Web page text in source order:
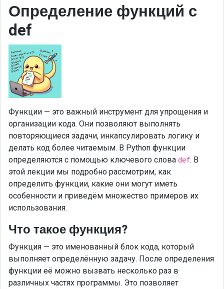
Определение функций с
def
Функции — это важный инструмент для упрощения и
организации кода. Они позволяют выполнять
повторяющиеся задачи, инкапсулировать логику и
делать код более читаемым. В Python функции
определяются с помощью ключевого слова def. В
этой лекции мы подробно рассмотрим, как
определить функции, какие они могут иметь
особенности и приведём множество примеров их
использования.
Что такое функция?
Функция — это именованный блок кода, который
выполняет определённую задачу. После определения
функции её можно вызвать несколько раз в
различных частях программы. Это позволяет